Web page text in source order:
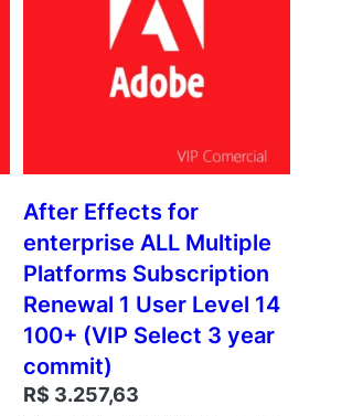
After Effects for
enterprise ALL Multiple
Platforms Subscription
Renewal 1 User Level 14
100+ (VIP Select 3 year
commit)
R$ 3.257,63